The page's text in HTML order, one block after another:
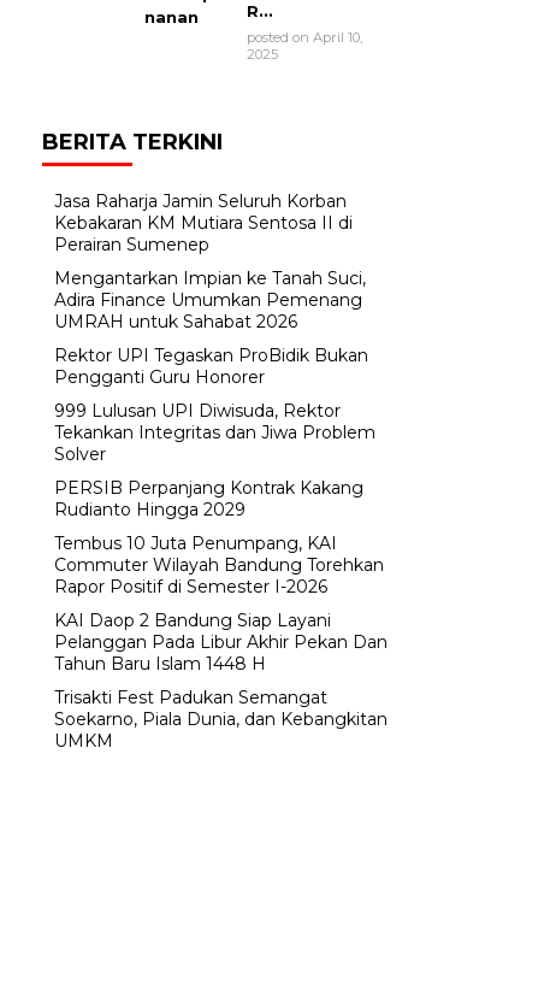
R...
posted on April 10,
2025
BERITA TERKINI
Jasa Raharja Jamin Seluruh Korban
Kebakaran KM Mutiara Sentosa II di
Perairan Sumenep
Mengantarkan Impian ke Tanah Suci,
Adira Finance Umumkan Pemenang
UMRAH untuk Sahabat 2026
Rektor UPI Tegaskan ProBidik Bukan
Pengganti Guru Honorer
999 Lulusan UPI Diwisuda, Rektor
Tekankan Integritas dan Jiwa Problem
Solver
PERSIB Perpanjang Kontrak Kakang
Rudianto Hingga 2029
Tembus 10 Juta Penumpang, KAI
Commuter Wilayah Bandung Torehkan
Rapor Positif di Semester I-2026
KAI Daop 2 Bandung Siap Layani
Pelanggan Pada Libur Akhir Pekan Dan
Tahun Baru Islam 1448 H
Trisakti Fest Padukan Semangat
Soekarno, Piala Dunia, dan Kebangkitan
UMKM